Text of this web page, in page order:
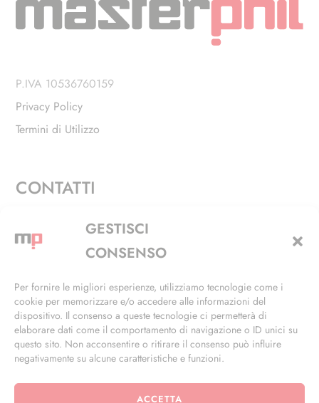
GESTISCI
CONSENSO
Per fornire le migliori esperienze, utilizziamo tecnologie come i
cookie per memorizzare e/o accedere alle informazioni del
dispositivo. Il consenso a queste tecnologie ci permetterà di
elaborare dati come il comportamento di navigazione o ID unici su
questo sito. Non acconsentire o ritirare il consenso può influire
negativamente su alcune caratteristiche e funzioni.
ACCETTA
P.IVA 10536760159
Privacy Policy
Termini di Utilizzo
CONTATTI
Via Alfieri, 27 - Trezzano Sul Naviglio (MI)
+39 02 4846 3155
info@masterphil.it